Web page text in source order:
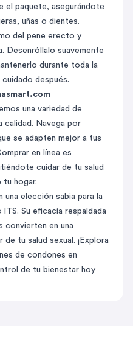
el paquete, asegurándote
uñas o dientes.
del pene erecto y
Desenróllalo suavemente
durante toda la
después.
una variedad de
calidad. Navega por
se adapten mejor a tus
en línea es
cuidar de tu salud
tu hogar.
una elección sabia para la
Su eficacia respaldada
convierten en una
de tu salud sexual. ¡Explora
de condones en
de tu bienestar hoy